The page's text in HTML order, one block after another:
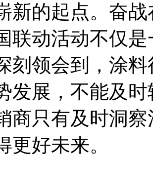
新的起点。奋
联动活动不仅
刻领会到，涂
发展，不能及
商只有及时洞
更好未来。